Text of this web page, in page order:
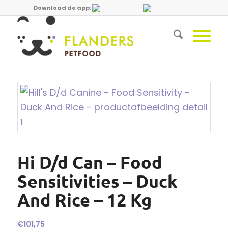
Download de app:
Hi D/d Can – Food
Sensitivities – Duck
And Rice – 12 Kg
€101,75